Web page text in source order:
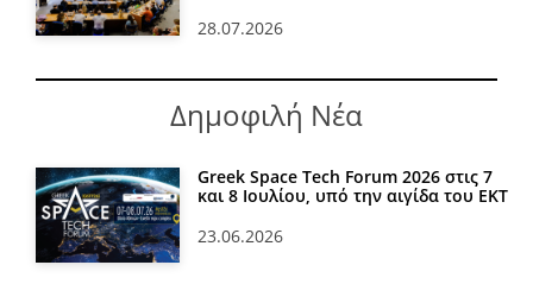
28.07.2026
Δημοφιλή Νέα
Greek Space Tech Forum 2026 στις 7
και 8 Ιουλίου, υπό την αιγίδα του ΕΚΤ
23.06.2026